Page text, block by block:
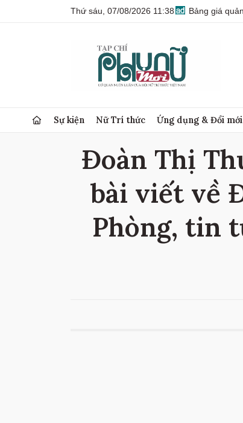
Thứ sáu, 07/08/2026 11:38 Bảng giá
Sự kiện Nữ Trí thức Ứng dụng & Đổi
Đoàn Thị
bài viết về
Phòng, tin